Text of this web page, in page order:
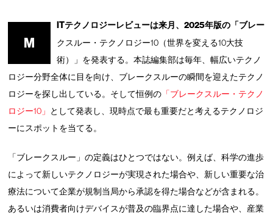
M
ITテクノロジーレビューは来月、2025年版の「ブレー
クスルー・テクノロジー10（世界を変える10大技
術）」を発表する。本誌編集部は毎年、幅広いテクノ
ロジー分野全体に目を向け、ブレークスルーの瞬間を迎えたテクノ
ロジーを探し出している。そして恒例の 「ブレークスルー・テクノ
ロジー10」 として発表し、現時点で最も重要だと考えるテクノロジ
ーにスポットを当てる。
「ブレークスルー」の定義はひとつではない。例えば、科学の進歩
によって新しいテクノロジーが実現された場合や、新しい重要な治
療法について企業が規制当局から承認を得た場合などが含まれる。
あるいは消費者向けデバイスが普及の臨界点に達した場合や、産業